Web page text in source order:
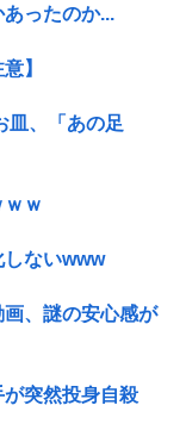
ったのか...
】
皿、「あの足
ｗ
しないwww
画、謎の安心感が
が突然投身自殺